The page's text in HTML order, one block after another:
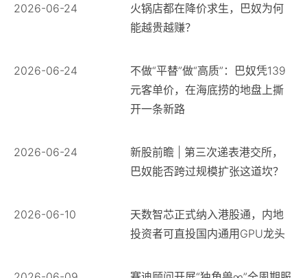
2026-06-24
火锅店都在降价求生，巴奴为何
能越贵越赚？
2026-06-24
不做“平替”做“高质”：巴奴凭139
元客单价，在海底捞的地盘上撕
开一条新路
2026-06-24
新股前瞻 | 第三次递表港交所，
巴奴能否跨过规模扩张这道坎？
2026-06-10
天数智芯正式纳入港股通，内地
投资者可直投国内通用GPU龙头